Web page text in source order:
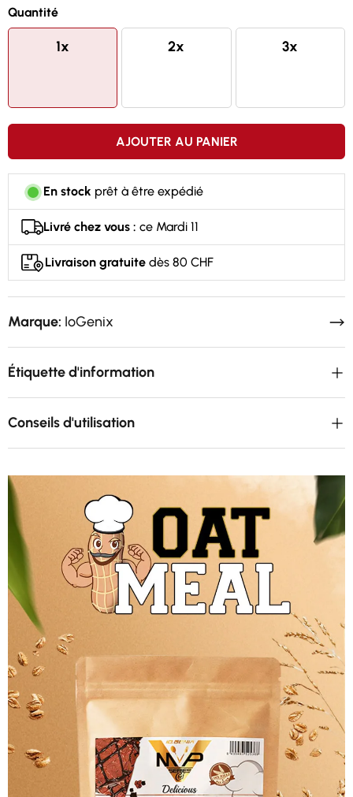
Quantité
1x 2x 3x
AJOUTER AU PANIER
En stock prêt à être expédié
Livré chez vous : ce Mardi 11
Livraison gratuite dès 80 CHF
Marque: IoGenix
Étiquette d'information
Conseils d'utilisation